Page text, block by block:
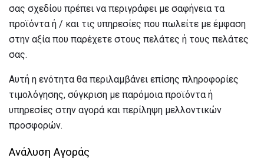
σας σχεδίου πρέπει να περιγράφει με σαφήνεια τα
προϊόντα ή / και τις υπηρεσίες που πωλείτε με έμφαση
στην αξία που παρέχετε στους πελάτες ή τους πελάτες
σας.
Αυτή η ενότητα θα περιλαμβάνει επίσης πληροφορίες
τιμολόγησης, σύγκριση με παρόμοια προϊόντα ή
υπηρεσίες στην αγορά και περίληψη μελλοντικών
προσφορών.
Ανάλυση Αγοράς